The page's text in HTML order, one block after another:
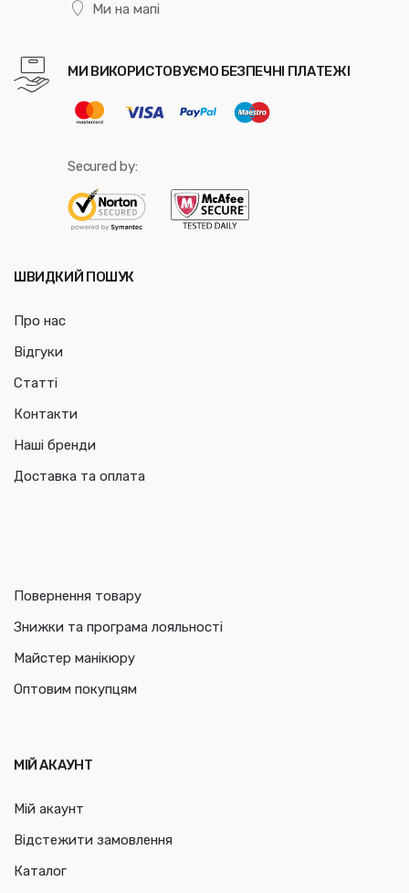
Ми на мапі
МИ ВИКОРИСТОВУЄМО БЕЗПЕЧНІ ПЛАТЕЖІ
Secured by:
ШВИДКИЙ ПОШУК
Про нас
Відгуки
Статті
Контакти
Наші бренди
Доставка та оплата
Повернення товару
Знижки та програма лояльності
Майстер манікюру
Оптовим покупцям
МІЙ АКАУНТ
Мій акаунт
Відстежити замовлення
Каталог